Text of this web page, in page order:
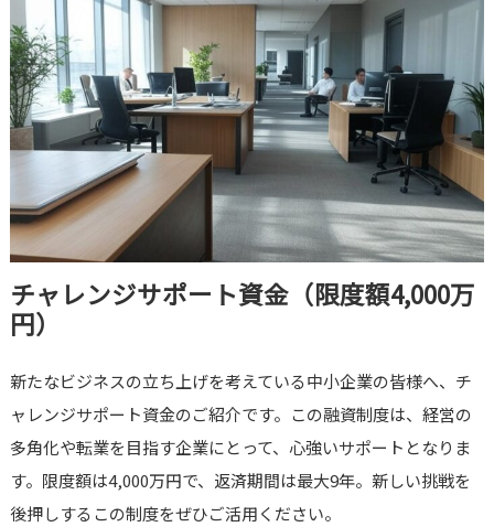
チャレンジサポート資金（限度額4,000万
円）
新たなビジネスの立ち上げを考えている中小企業の皆様へ、チ
ャレンジサポート資金のご紹介です。この融資制度は、経営の
多角化や転業を目指す企業にとって、心強いサポートとなりま
す。限度額は4,000万円で、返済期間は最大9年。新しい挑戦を
後押しするこの制度をぜひご活用ください。